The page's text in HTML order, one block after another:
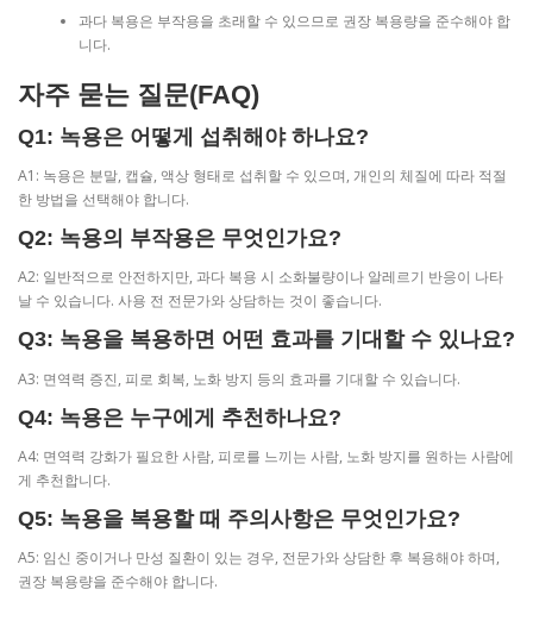
과다 복용은 부작용을 초래할 수 있으므로 권장 복용량을 준수해야 합
니다.
자주 묻는 질문(FAQ)
Q1: 녹용은 어떻게 섭취해야 하나요?
A1: 녹용은 분말, 캡슐, 액상 형태로 섭취할 수 있으며, 개인의 체질에 따라 적절
한 방법을 선택해야 합니다.
Q2: 녹용의 부작용은 무엇인가요?
A2: 일반적으로 안전하지만, 과다 복용 시 소화불량이나 알레르기 반응이 나타
날 수 있습니다. 사용 전 전문가와 상담하는 것이 좋습니다.
Q3: 녹용을 복용하면 어떤 효과를 기대할 수 있나요?
A3: 면역력 증진, 피로 회복, 노화 방지 등의 효과를 기대할 수 있습니다.
Q4: 녹용은 누구에게 추천하나요?
A4: 면역력 강화가 필요한 사람, 피로를 느끼는 사람, 노화 방지를 원하는 사람에
게 추천합니다.
Q5: 녹용을 복용할 때 주의사항은 무엇인가요?
A5: 임신 중이거나 만성 질환이 있는 경우, 전문가와 상담한 후 복용해야 하며,
권장 복용량을 준수해야 합니다.